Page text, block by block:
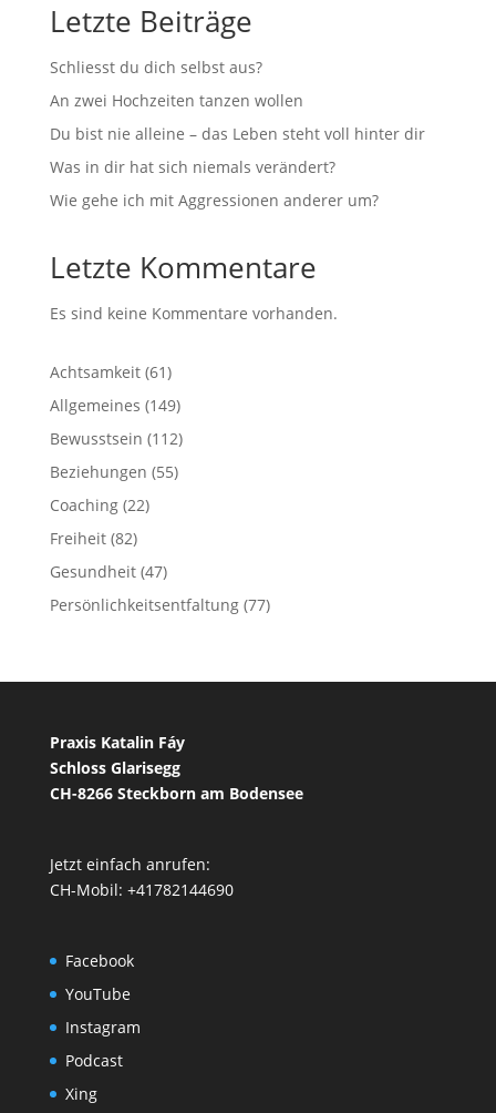
Letzte Beiträge
Schliesst du dich selbst aus?
An zwei Hochzeiten tanzen wollen
Du bist nie alleine – das Leben steht voll hinter dir
Was in dir hat sich niemals verändert?
Wie gehe ich mit Aggressionen anderer um?
Letzte Kommentare
Es sind keine Kommentare vorhanden.
Achtsamkeit(61)
Allgemeines (149)
Bewusstsein (112)
Beziehungen (55)
Coaching(22)
Freiheit(82)
Gesundheit(47)
Persönlichkeitsentfaltung(77)
Praxis Katalin Fáy
Schloss Glarisegg
CH-8266 Steckborn am Bodensee
Jetzt einfach anrufen:
CH-Mobil: +41782144690
Facebook
YouTube
Instagram
Podcast
Xing